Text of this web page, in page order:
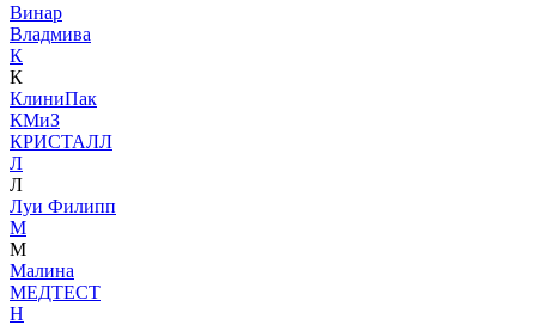
Винар
Владмива
К
К
КлиниПак
КМиЗ
КРИСТАЛЛ
Л
Л
Луи Филипп
М
М
Малина
МЕДТЕСТ
Н